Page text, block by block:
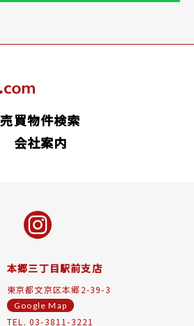
売買物件検索
会社案内
本郷三丁目駅前支店
東京都文京区本郷2-39-3
Google Map
TEL. 03-3811-3221